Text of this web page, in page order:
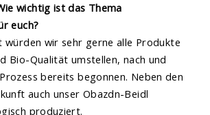
wichtig ist das Thema
euch?
würden wir sehr gerne alle Produkte
Bio-Qualität umstellen, nach und
bereits begonnen. Neben den
auch unser Obazdn-Beidl
produziert.